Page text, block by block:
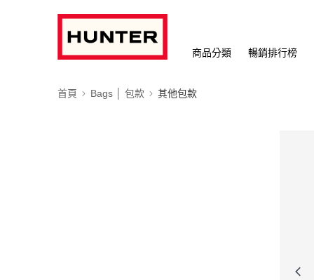
商品分類 暢銷排行榜
首頁 Bags │ 包款 其他包款